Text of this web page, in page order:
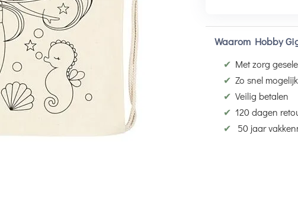
Waarom Hobby
✔ Met zorg
✔ Zo snel
✔ Veilig betalen
✔ 120 dagen
✔
50 jaar